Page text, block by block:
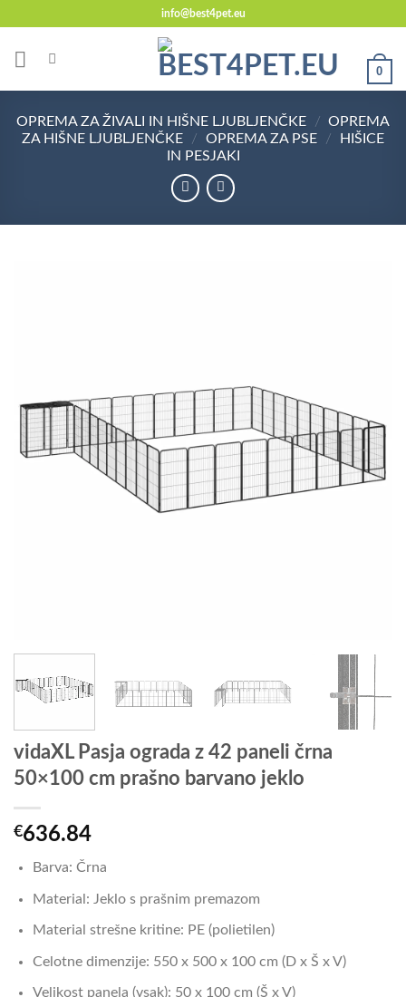
vsebino
info@best4pet.eu
0
OPREMA ZA ŽIVALI IN HIŠNE LJUBLJENČKE / OPREMA
ZA HIŠNE LJUBLJENČKE
/ OPREMA ZA PSE /
HIŠICE
IN PESJAKI
vidaXL Pasja ograda z 42 paneli črna
50×100 cm prašno barvano jeklo
€636.84
Barva: Črna
Material: Jeklo s prašnim premazom
Material strešne kritine: PE (polietilen)
Celotne dimenzije: 550 x 500 x 100 cm (D x Š x V)
Velikost panela (vsak): 50 x 100 cm (Š x V)